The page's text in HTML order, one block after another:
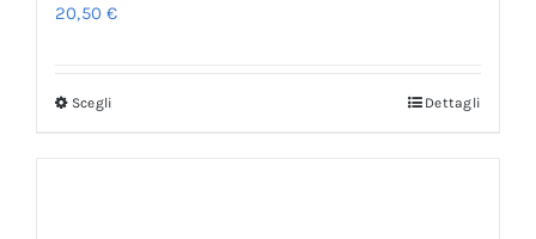
20,50€
Scegli Dettagli